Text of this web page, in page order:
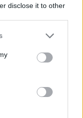
disclose it to other
or more Google
You may click to
party tags to
in below Google